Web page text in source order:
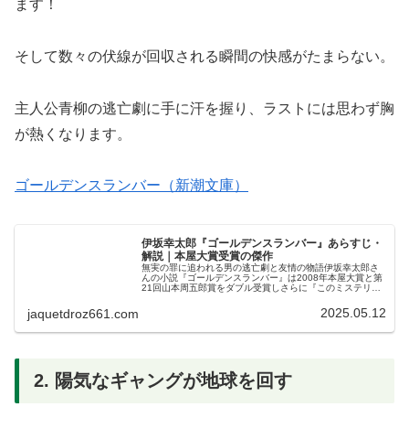
ます！
そして数々の伏線が回収される瞬間の快感がたまらない。
主人公青柳の逃亡劇に手に汗を握り、ラストには思わず胸
が熱くなります。
ゴールデンスランバー（新潮文庫）
伊坂幸太郎『ゴールデンスランバー』あらすじ・
解説｜本屋大賞受賞の傑作
無実の罪に追われる男の逃亡劇と友情の物語伊坂幸太郎さ
んの小説『ゴールデンスランバー』は2008年本屋大賞と第
21回山本周五郎賞をダブル受賞しさらに『このミステリー
jaquetdroz661.com 2025.05.12
2. 陽気なギャングが地球を回す